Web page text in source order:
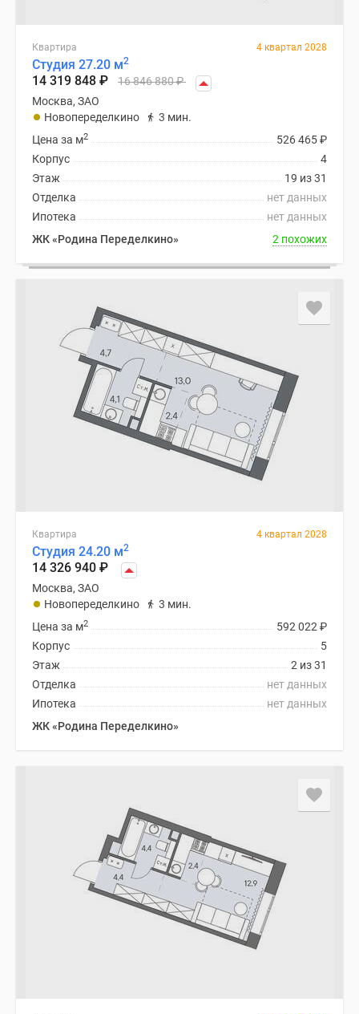
Квартира 4 квартал 2028
Студия 27.20 м2
14 319 848 ₽ 16 846 880₽
Москва, ЗАО
Новопеределкино
3 мин.
526 465₽
Цена за м2
4
Корпус
19 из 31
Этаж
нет данных
Отделка
нет данных
Ипотека
ЖК «Родина Переделкино»
2 похожих
Квартира 4 квартал 2028
Студия 24.20 м2
14 326 940 ₽
Москва, ЗАО
Новопеределкино
3 мин.
592 022 ₽
Цена за м2
5
Корпус
2 из 31
Этаж
нет данных
Отделка
нет данных
Ипотека
ЖК «Родина Переделкино»